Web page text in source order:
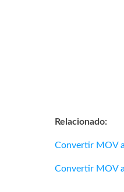
Relacionado:
Convertir MOV
Convertir MOV